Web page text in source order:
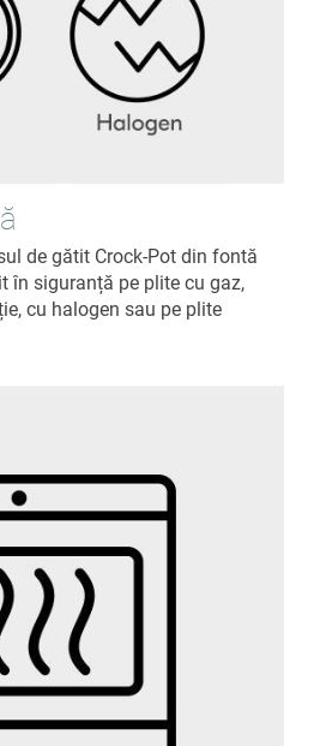
de gătit Crock-Pot din fontă
în siguranță pe plite cu gaz,
cu halogen sau pe plite